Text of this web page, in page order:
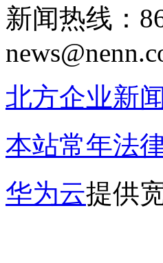
新闻热线：
北方企业新
本站常年法
华为云提供